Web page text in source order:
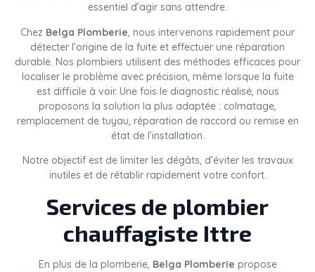
essentiel d’agir sans attendre.
Chez Belga Plomberie, nous intervenons rapidement pour
détecter l’origine de la fuite et effectuer une réparation
durable. Nos plombiers utilisent des méthodes efficaces pour
localiser le problème avec précision, même lorsque la fuite
est difficile à voir. Une fois le diagnostic réalisé, nous
proposons la solution la plus adaptée : colmatage,
remplacement de tuyau, réparation de raccord ou remise en
état de l’installation.
Notre objectif est de limiter les dégâts, d’éviter les travaux
inutiles et de rétablir rapidement votre confort.
Services de plombier
chauffagiste Ittre
En plus de la plomberie, Belga Plomberie propose